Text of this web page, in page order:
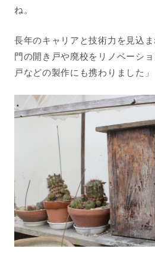
ね。
長年のキャリアと技術力を見込
門の開き戸や廃校をリノベーシ
戸などの製作にも携わりました」